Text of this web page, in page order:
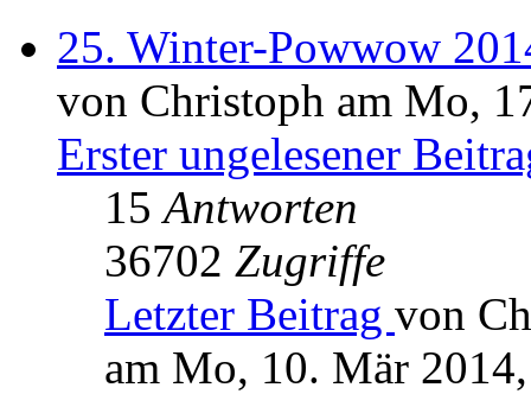
25. Winter-Powwow
von Christoph am Mo,
Erster ungelesener
15Antworten
36702 Zugriffe
Letzter Beitrag von
am Mo, 10. Mär